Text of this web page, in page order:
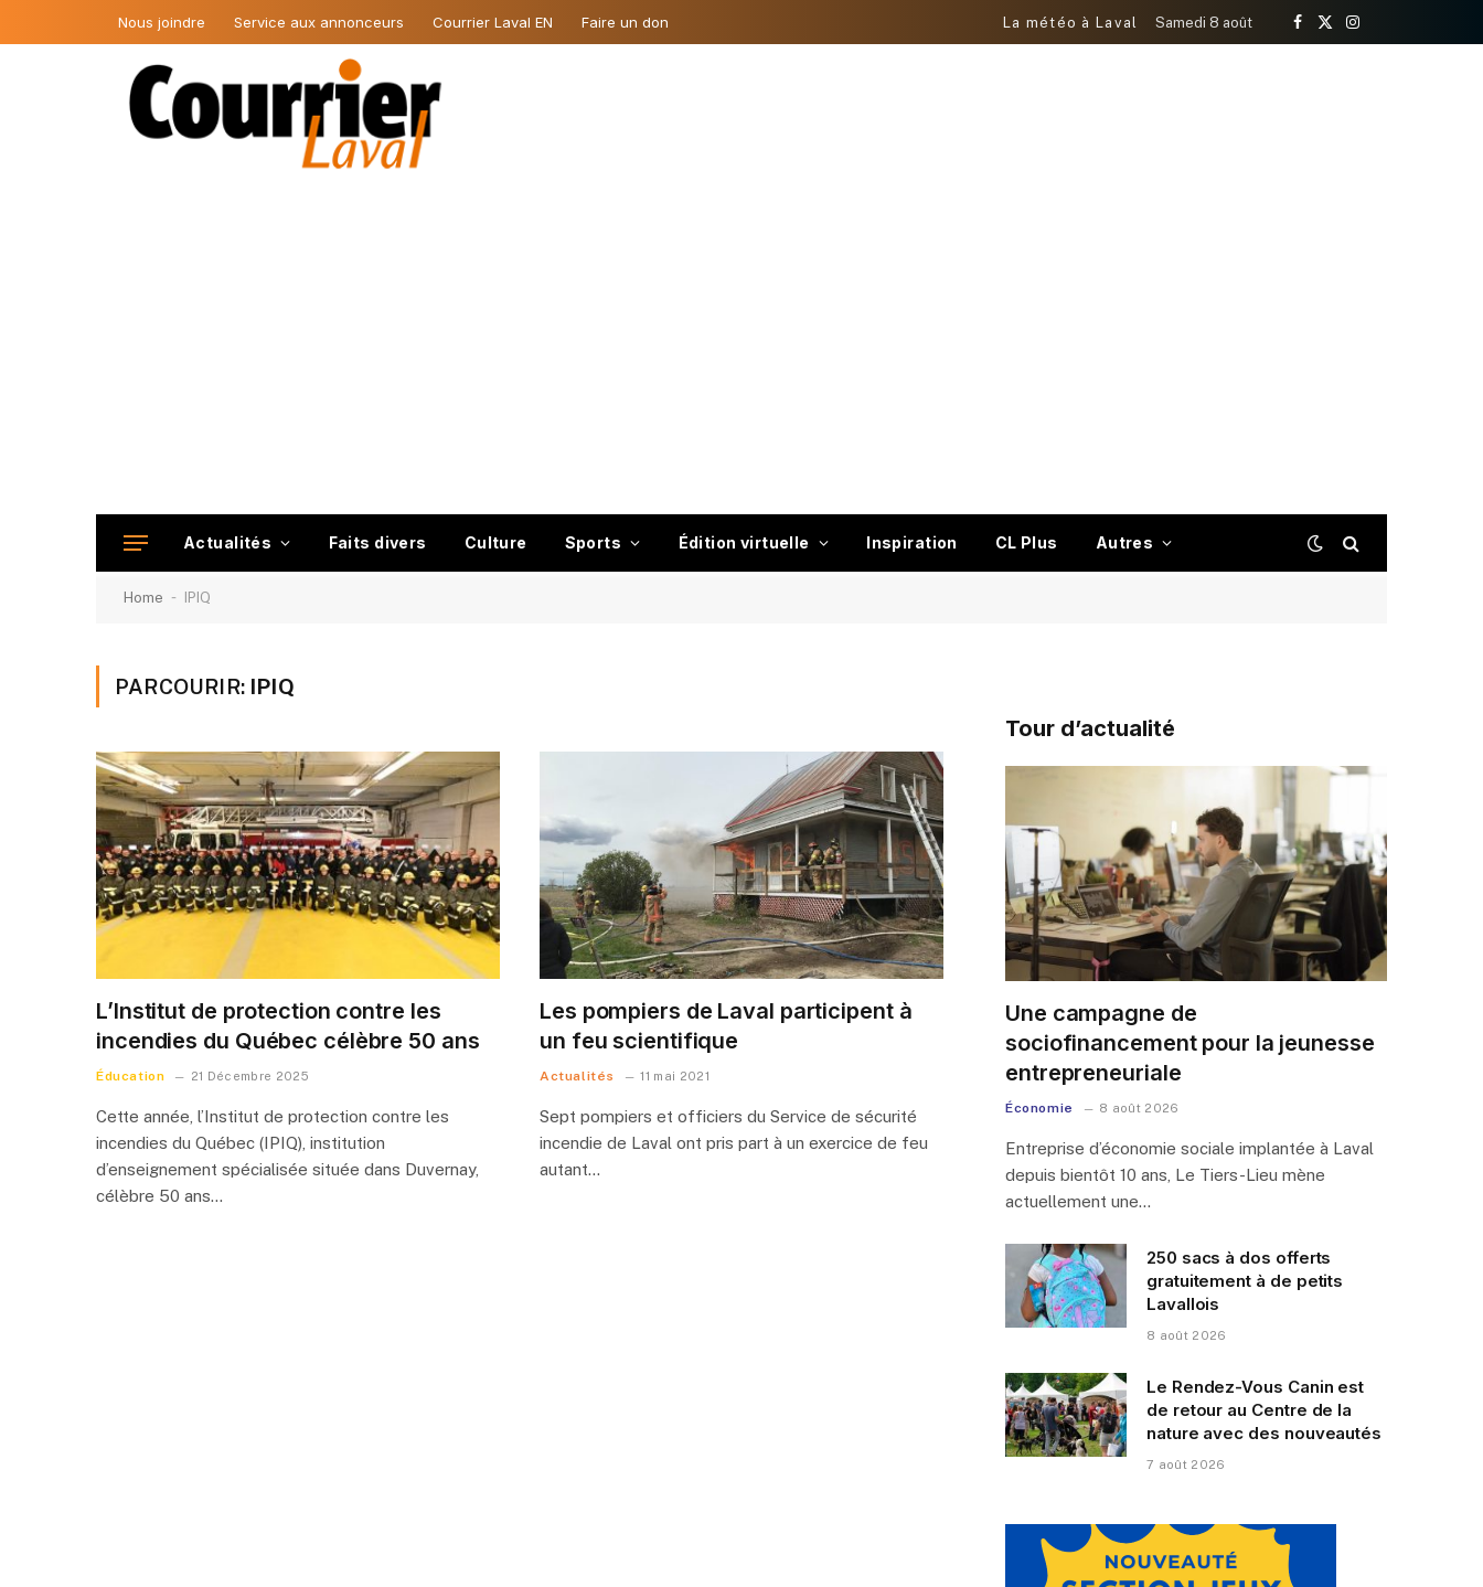
Nous joindre Service aux annonceurs Courrier Laval EN Faire un don La météo à Laval Samedi 8 août
Facebook
X
Instagram
Actualités Faits divers Culture Sports Édition virtuelle Inspiration CL Plus Autres
Home - IPIQ
PARCOURIR: IPIQ
L’Institut de protection contre les
incendies du Québec célèbre 50 ans
Éducation 21 Décembre 2025
Cette année, l’Institut de protection contre les
incendies du Québec (IPIQ), institution
d’enseignement spécialisée située dans Duvernay,
célèbre 50 ans…
Les pompiers de Laval participent à
un feu scientifique
Actualités 11 mai 2021
Sept pompiers et officiers du Service de sécurité
incendie de Laval ont pris part à un exercice de feu
autant…
Tour d’actualité
Une campagne de
sociofinancement pour la jeunesse
entrepreneuriale
Économie 8 août 2026
Entreprise d’économie sociale implantée à Laval
depuis bientôt 10 ans, Le Tiers-Lieu mène
actuellement une…
250 sacs à dos offerts
gratuitement à de petits
Lavallois
8 août 2026
Le Rendez-Vous Canin est
de retour au Centre de la
nature avec des nouveautés
7 août 2026